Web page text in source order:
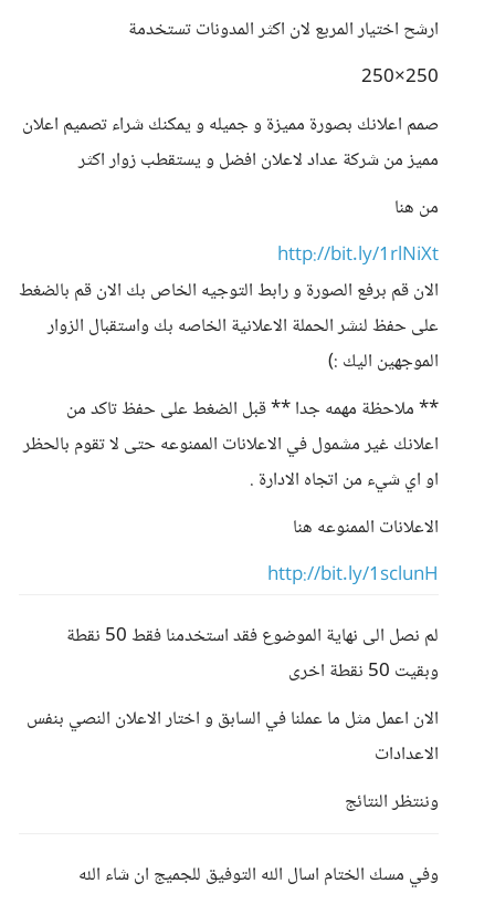
ارشح اختيار المربع لان اكثر المدونات تستخدمة
250×250
صمم اعلانك بصورة مميزة و جميله و يمكنك شراء تصميم اعلان
مميز من شركة عداد لاعلان افضل و يستقطب زوار اكثر
من هنا
http://bit.ly/1rlNiXt
الان قم برفع الصورة و رابط التوجيه الخاص بك الان قم بالضغط
على حفظ لنشر الحملة الاعلانية الخاصه بك واستقبال الزوار
الموجهين اليك :)
** ملاحظة مهمه جدا ** قبل الضغط على حفظ تاكد من
اعلانك غير مشمول في الاعلانات الممنوعه حتى لا تقوم بالحظر
او اي شيء من اتجاه الادارة .
الاعلانات الممنوعه هنا
http://bit.ly/1sclunH
لم نصل الى نهاية الموضوع فقد استخدمنا فقط 50 نقطة
وبقيت 50 نقطة اخرى
الان اعمل مثل ما عملنا في السابق و اختار الاعلان النصي بنفس
الاعدادات
وننتظر النتائج
وفي مسك الختام اسال الله التوفيق للجميج ان شاء الله